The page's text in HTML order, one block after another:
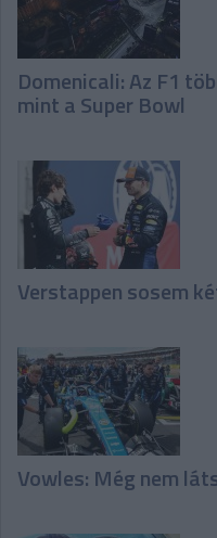
Domenicali: Az F1
mint a Super Bowl
Verstappen sosem
Vowles: Még nem